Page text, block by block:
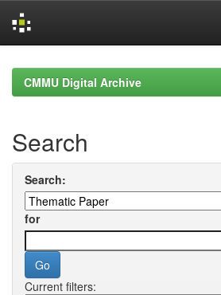
navigationCMMU Digital Archive
Search
Search:
for
Current filters: